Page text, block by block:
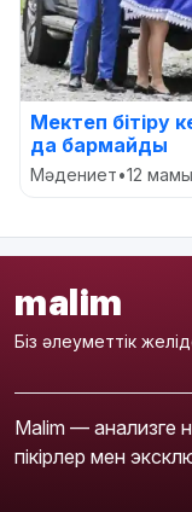
Мектеп бітіру
да бармайды
Мәдениет•12
malim
Біз әлеуметтік
Malim — анализге
пікірлер мен